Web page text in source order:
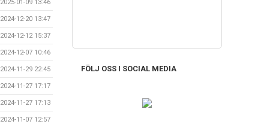
2025-01-09 13:46
2024-12-20 13:47
2024-12-12 15:37
2024-12-07 10:46
2024-11-29 22:45
2024-11-27 17:17
2024-11-27 17:13
2024-11-07 12:57
FÖLJ OSS I SOCIAL MEDIA